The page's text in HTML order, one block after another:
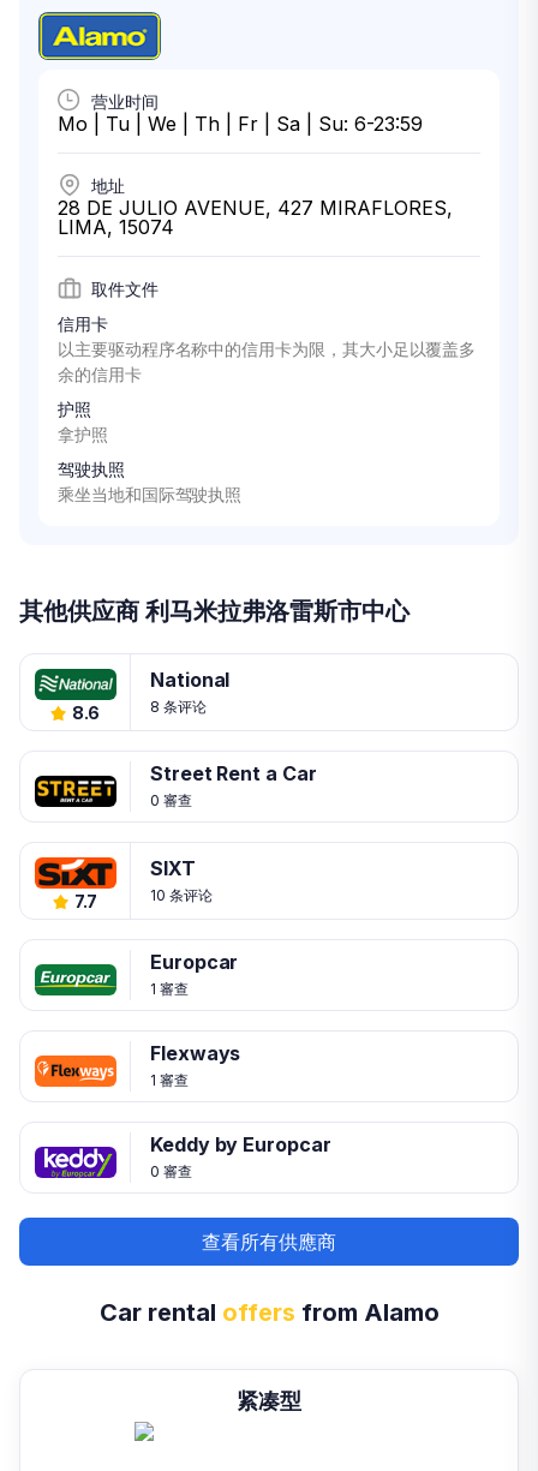
营业时间
Mo | Tu | We | Th | Fr | Sa | Su: 6-23:59
地址
28 DE JULIO AVENUE, 427 MIRAFLORES,
LIMA, 15074
取件文件
信用卡
以主要驱动程序名称中的信用卡为限，其大小足以覆盖多
余的信用卡
护照
拿护照
驾驶执照
乘坐当地和国际驾驶执照
其他供应商 利马米拉弗洛雷斯市中心
8.6
National
8 条评论
Street Rent a Car
0 審查
7.7
SIXT
10 条评论
Europcar
1 審查
Flexways
1 審查
Keddy by Europcar
0 審查
查看所有供應商
Car rental offers from Alamo
紧凑型